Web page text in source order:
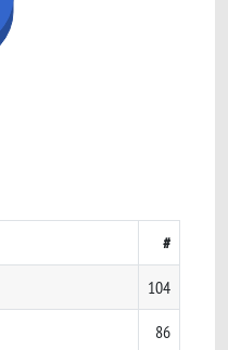
#
104
86